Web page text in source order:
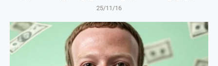
25/11/16